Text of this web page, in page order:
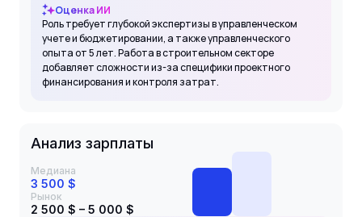
Оценка ИИ
Роль требует глубокой экспертизы в управленческом
учете и бюджетировании, а также управленческого
опыта от 5 лет. Работа в строительном секторе
добавляет сложности из-за специфики проектного
финансирования и контроля затрат.
Анализ зарплаты
Медиана
3 500 $
Рынок
2 500 $ – 5 000 $